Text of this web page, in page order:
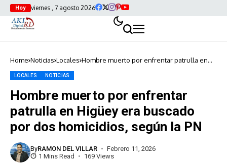
Hoy viernes , 7 agosto 2026
Home Noticias Locales Hombre muerto por enfrentar patrulla en
LOCALES NOTICIAS
Hombre muerto por enfrentar
patrulla en Higüey era buscado
por dos homicidios, según la PN
ByRAMON DEL VILLAR
Febrero 11, 2026
1 Mins Read
169 Views